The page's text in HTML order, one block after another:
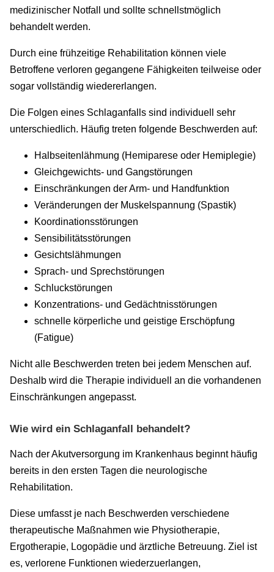
medizinischer Notfall und sollte schnellstmöglich
behandelt werden.
Durch eine frühzeitige Rehabilitation können viele
Betroffene verloren gegangene Fähigkeiten teilweise oder
sogar vollständig wiedererlangen.
Die Folgen eines Schlaganfalls sind individuell sehr
unterschiedlich. Häufig treten folgende Beschwerden auf:
Halbseitenlähmung (Hemiparese oder Hemiplegie)
Gleichgewichts- und Gangstörungen
Einschränkungen der Arm- und Handfunktion
Veränderungen der Muskelspannung (Spastik)
Koordinationsstörungen
Sensibilitätsstörungen
Gesichtslähmungen
Sprach- und Sprechstörungen
Schluckstörungen
Konzentrations- und Gedächtnisstörungen
schnelle körperliche und geistige Erschöpfung
(Fatigue)
Nicht alle Beschwerden treten bei jedem Menschen auf.
Deshalb wird die Therapie individuell an die vorhandenen
Einschränkungen angepasst.
Wie wird ein Schlaganfall behandelt?
Nach der Akutversorgung im Krankenhaus beginnt häufig
bereits in den ersten Tagen die neurologische
Rehabilitation.
Diese umfasst je nach Beschwerden verschiedene
therapeutische Maßnahmen wie Physiotherapie,
Ergotherapie, Logopädie und ärztliche Betreuung. Ziel ist
es, verlorene Funktionen wiederzuerlangen,